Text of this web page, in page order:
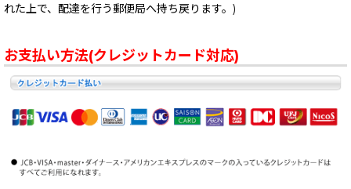
れた上で、配達を行う郵便局へ持ち戻ります。)
お支払い方法(クレジットカード対応)